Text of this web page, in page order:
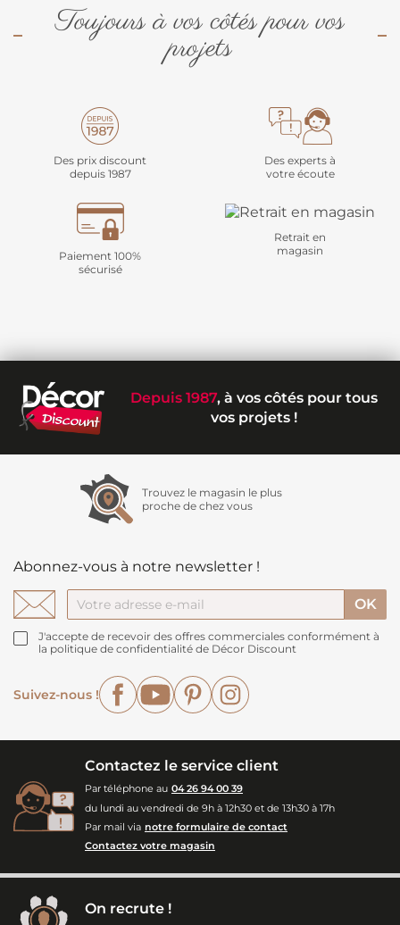
Toujours à vos côtés pour vos
projets
Des prix discount
depuis 1987
Des experts à
votre écoute
Paiement 100%
sécurisé
Retrait en
magasin
Depuis 1987, à vos côtés pour tous
vos projets !
Trouvez le magasin le plus
proche de chez vous
Abonnez-vous à notre newsletter !
J'accepte de recevoir des offres commerciales conformément à
la politique de confidentialité de Décor Discount
Suivez-nous !
FacebookYouTubePinterest
Contactez le service client
Par téléphone au 04 26 94 00 39
du lundi au vendredi de 9h à 12h30 et de 13h30 à 17h
Par mail via notre formulaire de contact
Contactez votre magasin
On recrute !